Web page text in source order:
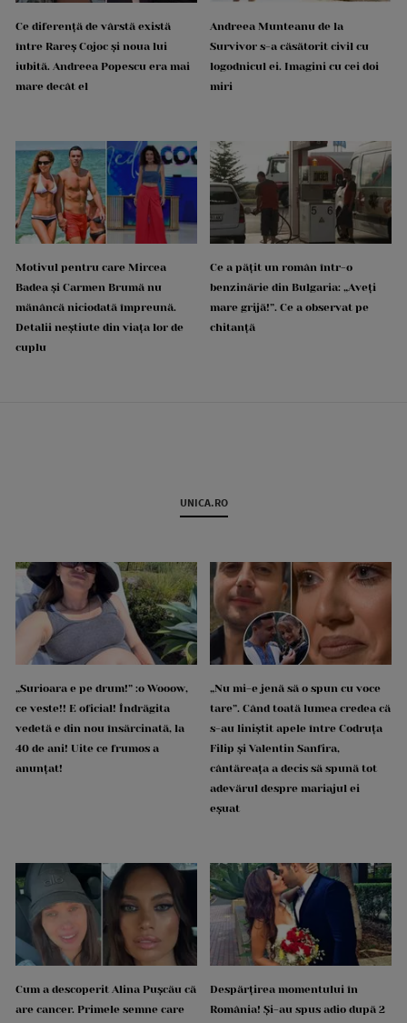
Ce diferență de vârstă există
între Rareș Cojoc și noua lui
iubită. Andreea Popescu era mai
mare decât el
Andreea Munteanu de la
Survivor s-a căsătorit civil cu
logodnicul ei. Imagini cu cei doi
miri
Motivul pentru care Mircea
Badea și Carmen Brumă nu
mănâncă niciodată împreună.
Detalii neștiute din viața lor de
cuplu
Ce a pățit un român într-o
benzinărie din Bulgaria: „Aveți
mare grijă!”. Ce a observat pe
chitanță
UNICA.RO
„Surioara e pe drum!” :o Wooow,
ce veste!! E oficial! Îndrăgita
vedetă e din nou însărcinată, la
40 de ani! Uite ce frumos a
anunțat!
„Nu mi-e jenă să o spun cu voce
tare”. Când toată lumea credea că
s-au liniștit apele între Codruța
Filip și Valentin Sanfira,
cântăreața a decis să spună tot
adevărul despre mariajul ei
eșuat
Cum a descoperit Alina Pușcău că
are cancer. Primele semne care
Despărțirea momentului în
România! Și-au spus adio după 2